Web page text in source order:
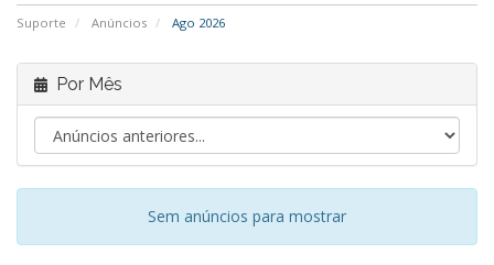
Suporte Anúncios Ago 2026
Por Mês
Sem anúncios para mostrar